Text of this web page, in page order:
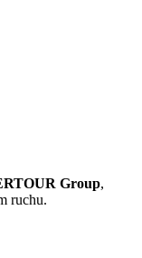
nápoje
pri pláži (12.00-
(cca 200 m;
Group,
ruchu.